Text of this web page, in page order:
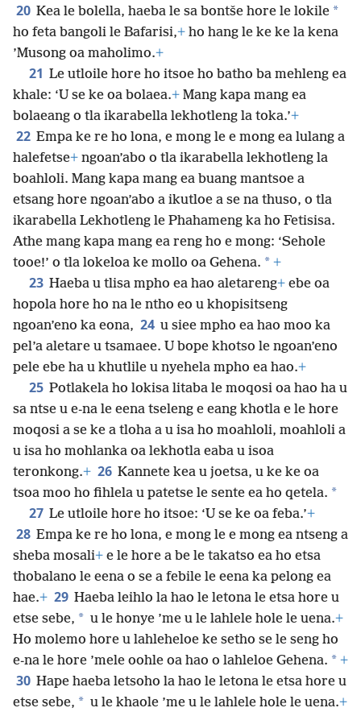
20 Kea le bolella, haeba le sa bontše hore le lokile *
ho feta bangoli le Bafarisi,+ ho hang le ke ke la kena
’Musong oa maholimo.+
21 Le utloile hore ho itsoe ho batho ba mehleng ea
khale: ‘U se ke oa bolaea.+ Mang kapa mang ea
bolaeang o tla ikarabella lekhotleng la toka.’+
22 Empa ke re ho lona, e mong le e mong ea lulang a
halefetse+ ngoan’abo o tla ikarabella lekhotleng la
boahloli. Mang kapa mang ea buang mantsoe a
etsang hore ngoan’abo a ikutloe a se na thuso, o tla
ikarabella Lekhotleng le Phahameng ka ho Fetisisa.
Athe mang kapa mang ea reng ho e mong: ‘Sehole
tooe!’ o tla lokeloa ke mollo oa Gehena. * +
23 Haeba u tlisa mpho ea hao aletareng+ ebe oa
hopola hore ho na le ntho eo u khopisitseng
ngoan’eno ka eona, 24 u siee mpho ea hao moo ka
pel’a aletare u tsamaee. U bope khotso le ngoan’eno
pele ebe ha u khutlile u nyehela mpho ea hao.+
25 Potlakela ho lokisa litaba le moqosi oa hao ha u
sa ntse u e-na le eena tseleng e eang khotla e le hore
moqosi a se ke a tloha a u isa ho moahloli, moahloli a
u isa ho mohlanka oa lekhotla eaba u isoa
teronkong.+ 26 Kannete kea u joetsa, u ke ke oa
tsoa moo ho fihlela u patetse le sente ea ho qetela. *
27 Le utloile hore ho itsoe: ‘U se ke oa feba.’+
28 Empa ke re ho lona, e mong le e mong ea ntseng a
sheba mosali+ e le hore a be le takatso ea ho etsa
thobalano le eena o se a febile le eena ka pelong ea
hae.+ 29 Haeba leihlo la hao le letona le etsa hore u
etse sebe, * u le honye ’me u le lahlele hole le uena.+
Ho molemo hore u lahleheloe ke setho se le seng ho
e-na le hore ’mele oohle oa hao o lahleloe Gehena. * +
30 Hape haeba letsoho la hao le letona le etsa hore u
etse sebe, * u le khaole ’me u le lahlele hole le uena.+